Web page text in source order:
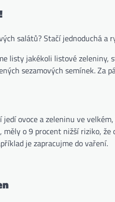
salátů? Stačí jednoduchá a
listy jakékoli listové
sezamových semínek. Za
ovoce a zeleninu ve
o 9 procent nižší riziko, že
je zapracujme do vaření.